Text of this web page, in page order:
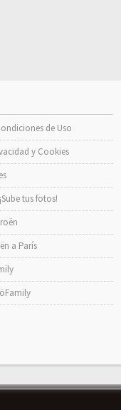
de Uso
y Cookies
tus fotos!
a París